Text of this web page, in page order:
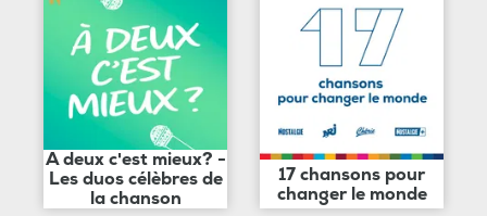
A deux c'est mieux? -
Les duos célèbres de
la chanson
17 chansons pour
changer le monde